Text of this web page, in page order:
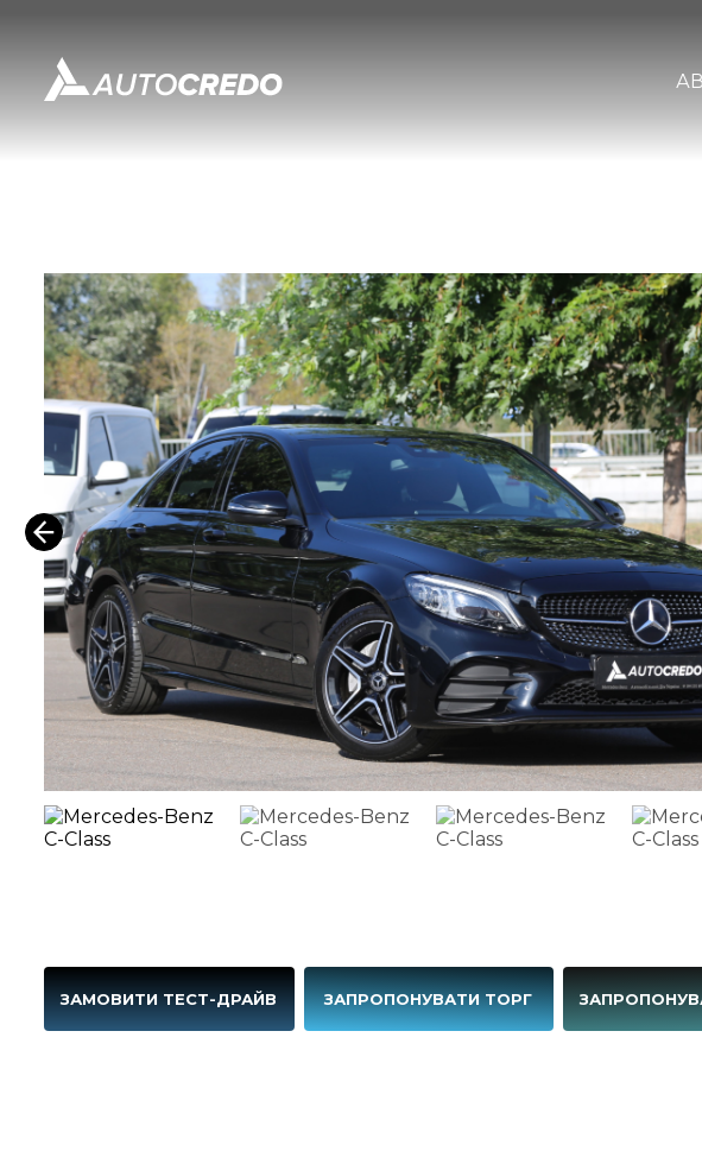
ЗАМОВИТИ ТЕСТ-ДРАЙВ ЗАПРОПОНУВАТИ ТОРГ